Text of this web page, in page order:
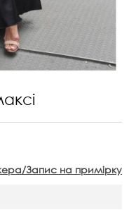
Запис на примірку